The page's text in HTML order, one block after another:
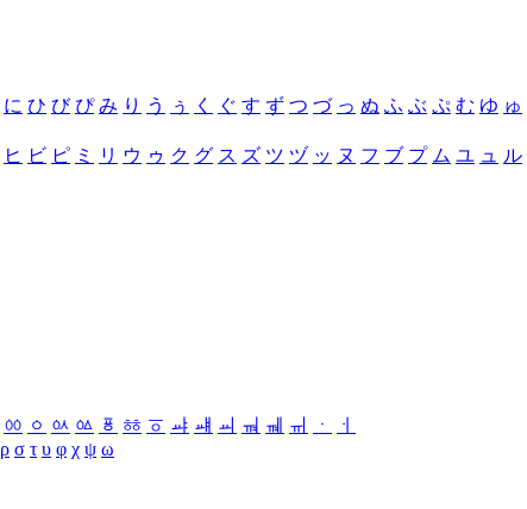
に ひ び ぴ み り う ぅ く ぐ す ず つ づ っ ぬ ふ ぶ ぷ む ゆ ゅ
ヒ ビ ピ ミ リ ウ ゥ ク グ ス ズ ツ ヅ ッ ヌ フ ブ プ ム ユ ュ ル
ㆀ ㆁ ㆂ ㆃ ㆄ ㆅ ㆆ ㆇ ㆈ ㆉ ㆊ ㆋ ㆌ ㆍ
ㆎ
ρ σ τ υ φ χ ψ ω